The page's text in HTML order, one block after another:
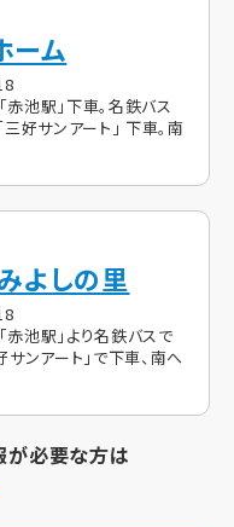
ーム
池駅」下車。名鉄バス
好サンアート」 下車。南
よしの里
池駅」より名鉄バスで
サンアート」で下車、南へ
が必要な方は